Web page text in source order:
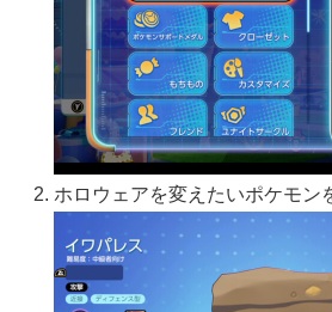
ホロウェアを変えたいポケモン